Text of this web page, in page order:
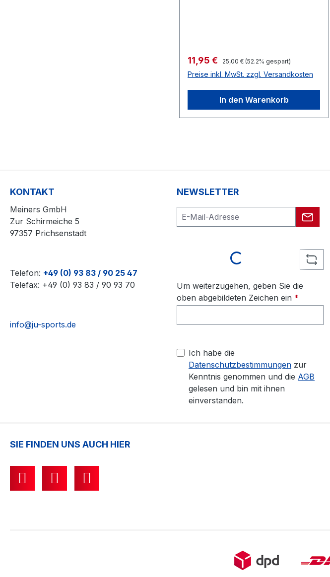
Verkaufspreis:
11,95 € Regulärer Preis:
25,00 € (52.2% gespart)
Preise inkl. MwSt. zzgl. Versandkosten
In den Warenkorb
KONTAKT
Meiners GmbH
Zur Schirmeiche 5
97357 Prichsenstadt
Telefon: +49 (0) 93 83 / 90 25 47
Telefax: +49 (0) 93 83 / 90 93 70
info@ju-sports.de
NEWSLETTER
Loading...
Um weiterzugehen, geben Sie die
oben abgebildeten Zeichen ein *
Ich habe die
Datenschutzbestimmungen zur
Kenntnis genommen und die AGB
gelesen und bin mit ihnen
einverstanden.
SIE FINDEN UNS AUCH HIER